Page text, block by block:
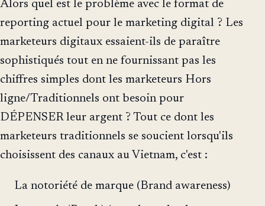
Alors quel est le problème avec le format de
reporting actuel pour le marketing digital ? Les
marketeurs digitaux essaient-ils de paraître
sophistiqués tout en ne fournissant pas les
chiffres simples dont les marketeurs Hors
ligne/Traditionnels ont besoin pour
DÉPENSER leur argent ? Tout ce dont les
marketeurs traditionnels se soucient lorsqu'ils
choisissent des canaux au Vietnam, c'est :
La notoriété de marque (Brand awareness)